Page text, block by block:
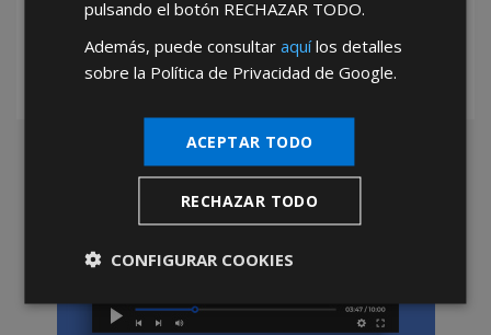
pulsando el botón RECHAZAR TODO.
Además, puede consultaraquílos detalles
sobre la Política de Privacidad de Google.
ACEPTAR TODO
RECHAZAR TODO
CONFIGURAR COOKIES